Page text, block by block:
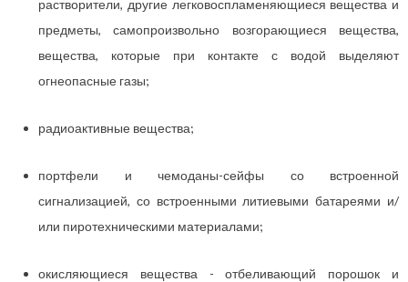
растворители, другие легковоспламеняющиеся вещества и
предметы, самопроизвольно возгорающиеся вещества,
вещества, которые при контакте с водой выделяют
огнеопасные газы;
радиоактивные вещества;
портфели и чемоданы-сейфы со встроенной
сигнализацией, со встроенными литиевыми батареями и/
или пиротехническими материалами;
окисляющиеся вещества - отбеливающий порошок и